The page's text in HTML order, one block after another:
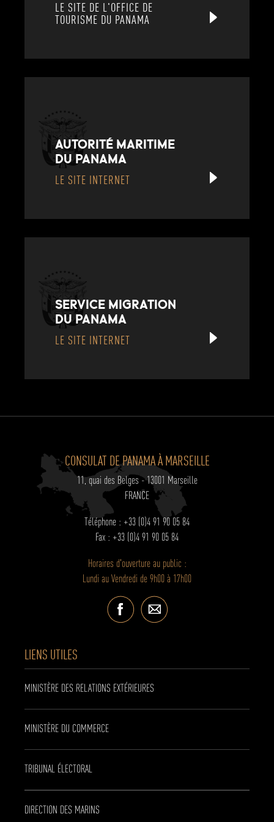
LE SITE DE L'OFFICE DE
TOURISME DU PANAMA
AUTORITÉ MARITIME
DU PANAMA
LE SITE INTERNET
SERVICE MIGRATION
DU PANAMA
LE SITE INTERNET
CONSULAT DE PANAMA À MARSEILLE
11, quai des Belges - 13001 Marseille
FRANCE
Téléphone : +33 (0)4 91 90 05 84
Fax : +33 (0)4 91 90 05 84
Horaires d'ouverture au public :
Lundi au Vendredi de 9h00 à 17h00
LIENS UTILES
MINISTÈRE DES RELATIONS EXTÉRIEURES
MINISTÈRE DU COMMERCE
TRIBUNAL ÉLECTORAL
DIRECTION DES MARINS